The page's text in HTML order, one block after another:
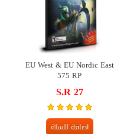
EU West & EU Nordic East
575 RP
S.R 27
اضافة للسلة